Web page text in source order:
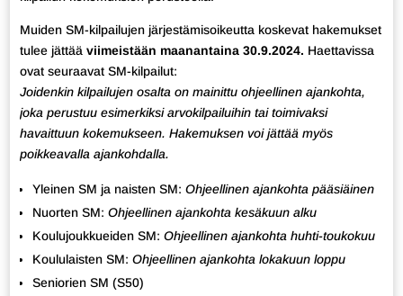
Muiden SM-kilpailujen järjestämisoikeutta koskevat hakemukset
tulee jättää viimeistään maanantaina 30.9.2024. Haettavissa
ovat seuraavat SM-kilpailut:
Joidenkin kilpailujen osalta on mainittu ohjeellinen ajankohta,
joka perustuu esimerkiksi arvokilpailuihin tai toimivaksi
havaittuun kokemukseen. Hakemuksen voi jättää myös
poikkeavalla ajankohdalla.
Yleinen SM ja naisten SM: Ohjeellinen ajankohta pääsiäinen
Nuorten SM: Ohjeellinen ajankohta kesäkuun alku
Koulujoukkueiden SM: Ohjeellinen ajankohta huhti-toukokuu
Koululaisten SM: Ohjeellinen ajankohta lokakuun loppu
Seniorien SM (S50)